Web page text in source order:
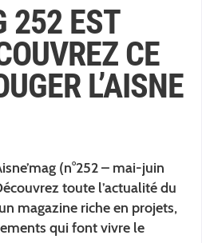
252 EST
CE
L’AISNE
(n°252 – mai-juin
toute l’actualité du
magazine riche en projets,
qui font vivre le